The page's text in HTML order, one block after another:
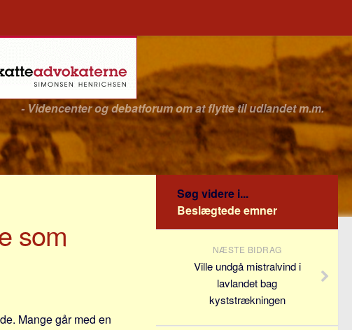
- Videncenter og debatforum om at flytte til udlandet m.m.
som
Mange går med en
Søg videre i...
Beslægtede emner
NÆSTE BIDRAG
Ville undgå mistralvind i
lavlandet bag
kyststrækningen